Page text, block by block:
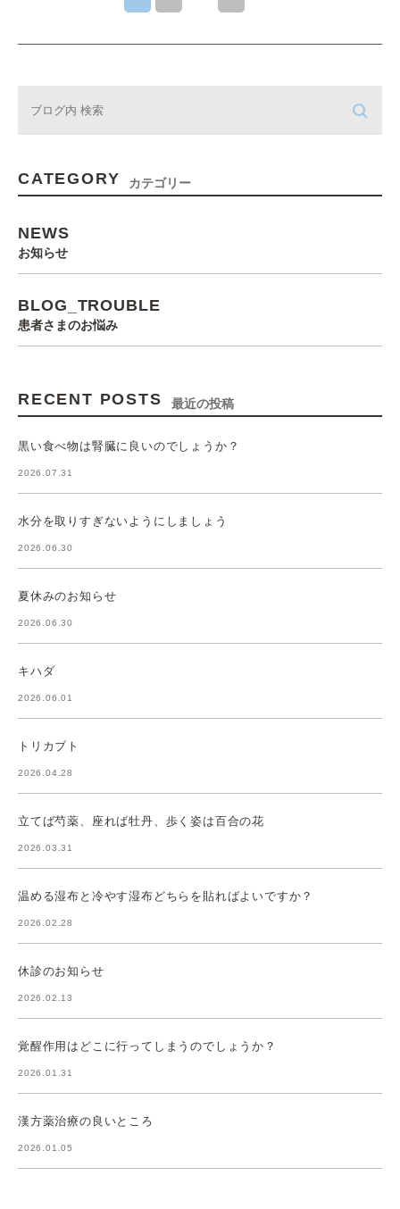
CATEGORY カテゴリー
NEWS
お知らせ
BLOG_TROUBLE
患者さまのお悩み
RECENT POSTS 最近の投稿
黒い食べ物は腎臓に良いのでしょうか？
2026.07.31
水分を取りすぎないようにしましょう
2026.06.30
夏休みのお知らせ
2026.06.30
キハダ
2026.06.01
トリカブト
2026.04.28
立てば芍薬、座れば牡丹、歩く姿は百合の花
2026.03.31
温める湿布と冷やす湿布どちらを貼ればよいですか？
2026.02.28
休診のお知らせ
2026.02.13
覚醒作用はどこに行ってしまうのでしょうか？
2026.01.31
漢方薬治療の良いところ
2026.01.05